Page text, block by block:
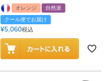
オレンジ
自然派
クール便でお届け
¥5,060税込